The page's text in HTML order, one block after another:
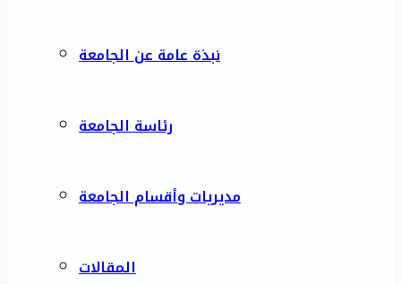
نبذة عامة عن الجامعة
رئاسة الجامعة
مديريات وأقسام الجامعة
المقالات